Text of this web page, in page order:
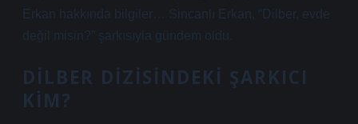
Erkan hakkında bilgiler… Sincanlı Erkan, “Dilber, evde
değil misin?” şarkısıyla gündem oldu.
DILBER DIZISINDEKI ŞARKICI
KIM?